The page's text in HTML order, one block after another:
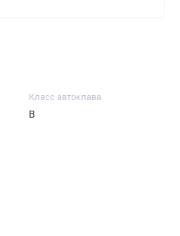
Класс автоклава
B